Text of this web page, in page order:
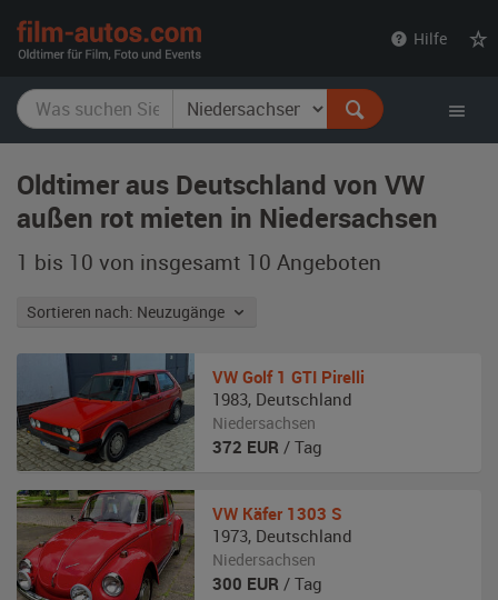
Hilfe
Oldtimer aus Deutschland von VW
außen rot mieten in Niedersachsen
1 bis 10 von insgesamt 10 Angeboten
Sortieren nach: Neuzugänge
VW Golf 1 GTI Pirelli
1983, Deutschland
Niedersachsen
372 EUR / Tag
VW Käfer 1303 S
1973, Deutschland
Niedersachsen
300 EUR / Tag